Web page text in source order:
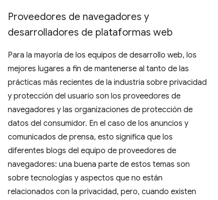
Proveedores de navegadores y
desarrolladores de plataformas web
Para la mayoría de los equipos de desarrollo web, los
mejores lugares a fin de mantenerse al tanto de las
prácticas más recientes de la industria sobre privacidad
y protección del usuario son los proveedores de
navegadores y las organizaciones de protección de
datos del consumidor. En el caso de los anuncios y
comunicados de prensa, esto significa que los
diferentes blogs del equipo de proveedores de
navegadores: una buena parte de estos temas son
sobre tecnologías y aspectos que no están
relacionados con la privacidad, pero, cuando existen